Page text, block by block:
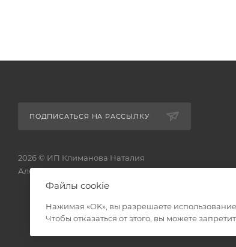
ПОДПИСАТЬСЯ НА РАССЫЛКУ
2026 © ИП Климанова Наталия
Александровна - интернет-магазин
Файлы cookie
Нажимая «OK», вы разрешаете использование
Чтобы отказаться от этого, вы можете